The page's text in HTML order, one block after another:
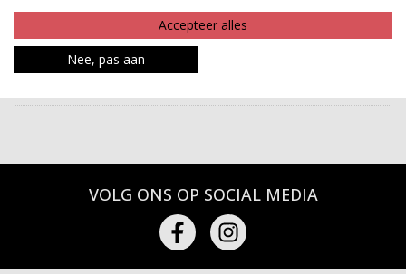
heerlijk groot dus houdt je lekker warm!
Product kenmerken
VOLG ONS OP SOCIAL MEDIA
Accepteer alles
Nee, pas aan